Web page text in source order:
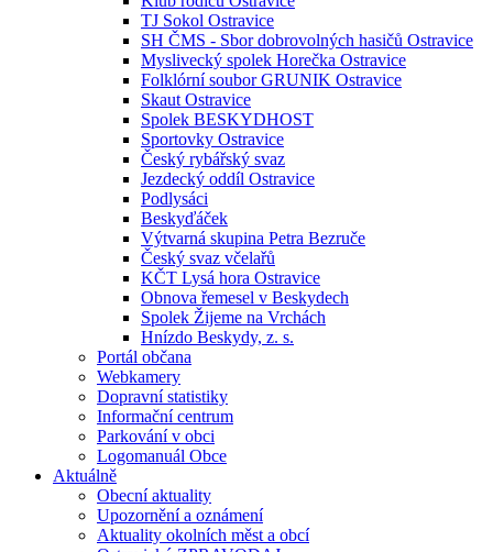
TJ Sokol Ostravice
SH ČMS - Sbor dobrovolných hasičů Ostravice
Myslivecký spolek Horečka Ostravice
Folklórní soubor GRUNIK Ostravice
Skaut Ostravice
Spolek BESKYDHOST
Sportovky Ostravice
Český rybářský svaz
Jezdecký oddíl Ostravice
Podlysáci
Beskyďáček
Výtvarná skupina Petra Bezruče
Český svaz včelařů
KČT Lysá hora Ostravice
Obnova řemesel v Beskydech
Spolek Žijeme na Vrchách
Hnízdo Beskydy, z. s.
Portál občana
Webkamery
Dopravní statistiky
Informační centrum
Parkování v obci
Logomanuál Obce
Aktuálně
Obecní aktuality
Upozornění a oznámení
Aktuality okolních měst a obcí